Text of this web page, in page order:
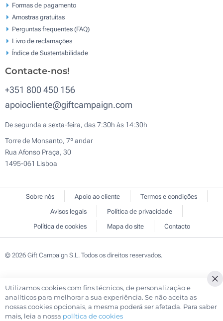
Formas de pagamento
Amostras gratuitas
Perguntas frequentes (FAQ)
Livro de reclamaçōes
Índice de Sustentabilidade
Contacte-nos!
+351 800 450 156
apoiocliente@giftcampaign.com
De segunda a sexta-feira, das 7:30h às 14:30h
Torre de Monsanto, 7º andar
Rua Afonso Praça, 30
1495-061 Lisboa
Sobre nós Apoio ao cliente
Termos e condições
Avisos legais
Política de privacidade
Política de cookies
Mapa do site Contacto
© 2026 Gift Campaign S.L. Todos os direitos reservados.
Utilizamos cookies com fins técnicos, de personalização e
analíticos para melhorar a sua experiência. Se não aceita as
nossas cookies opcionais, a mesma poderá ser afetada. Para saber
mais, leia a nossa política de cookies